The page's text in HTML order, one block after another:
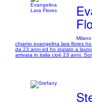
chiamo evangelina lara flores
da 23 anni ed ho iniziato a
arrivata in italia cioè 23 anni.